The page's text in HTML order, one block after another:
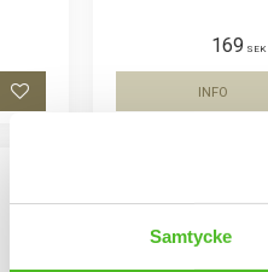
Samtycke
Lägg till i favoriter
169 SEK
INFO